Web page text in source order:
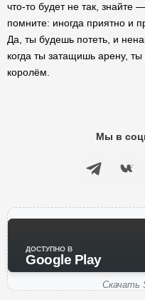
что-то будет не так, знайте
помните: иногда приятно и
Да, ты будешь потеть, и
когда ты затащишь арену,
королём.
Мы в
ДОСТУПНО В
Google Play
Скачать